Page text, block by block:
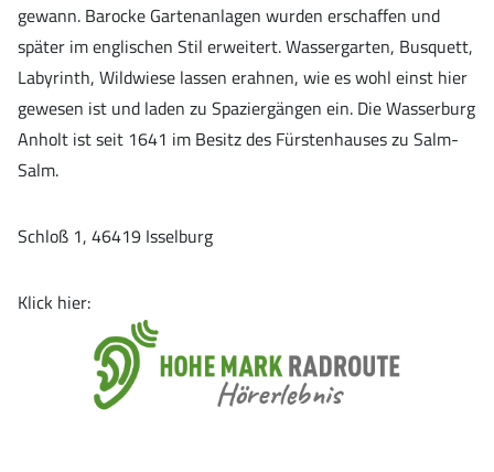
gewann. Barocke Gartenanlagen wurden erschaffen und
später im englischen Stil erweitert. Wassergarten, Busquett,
Labyrinth, Wildwiese lassen erahnen, wie es wohl einst hier
gewesen ist und laden zu Spaziergängen ein. Die Wasserburg
Anholt ist seit 1641 im Besitz des Fürstenhauses zu Salm-
Salm.
Schloß 1, 46419 Isselburg
Klick hier: